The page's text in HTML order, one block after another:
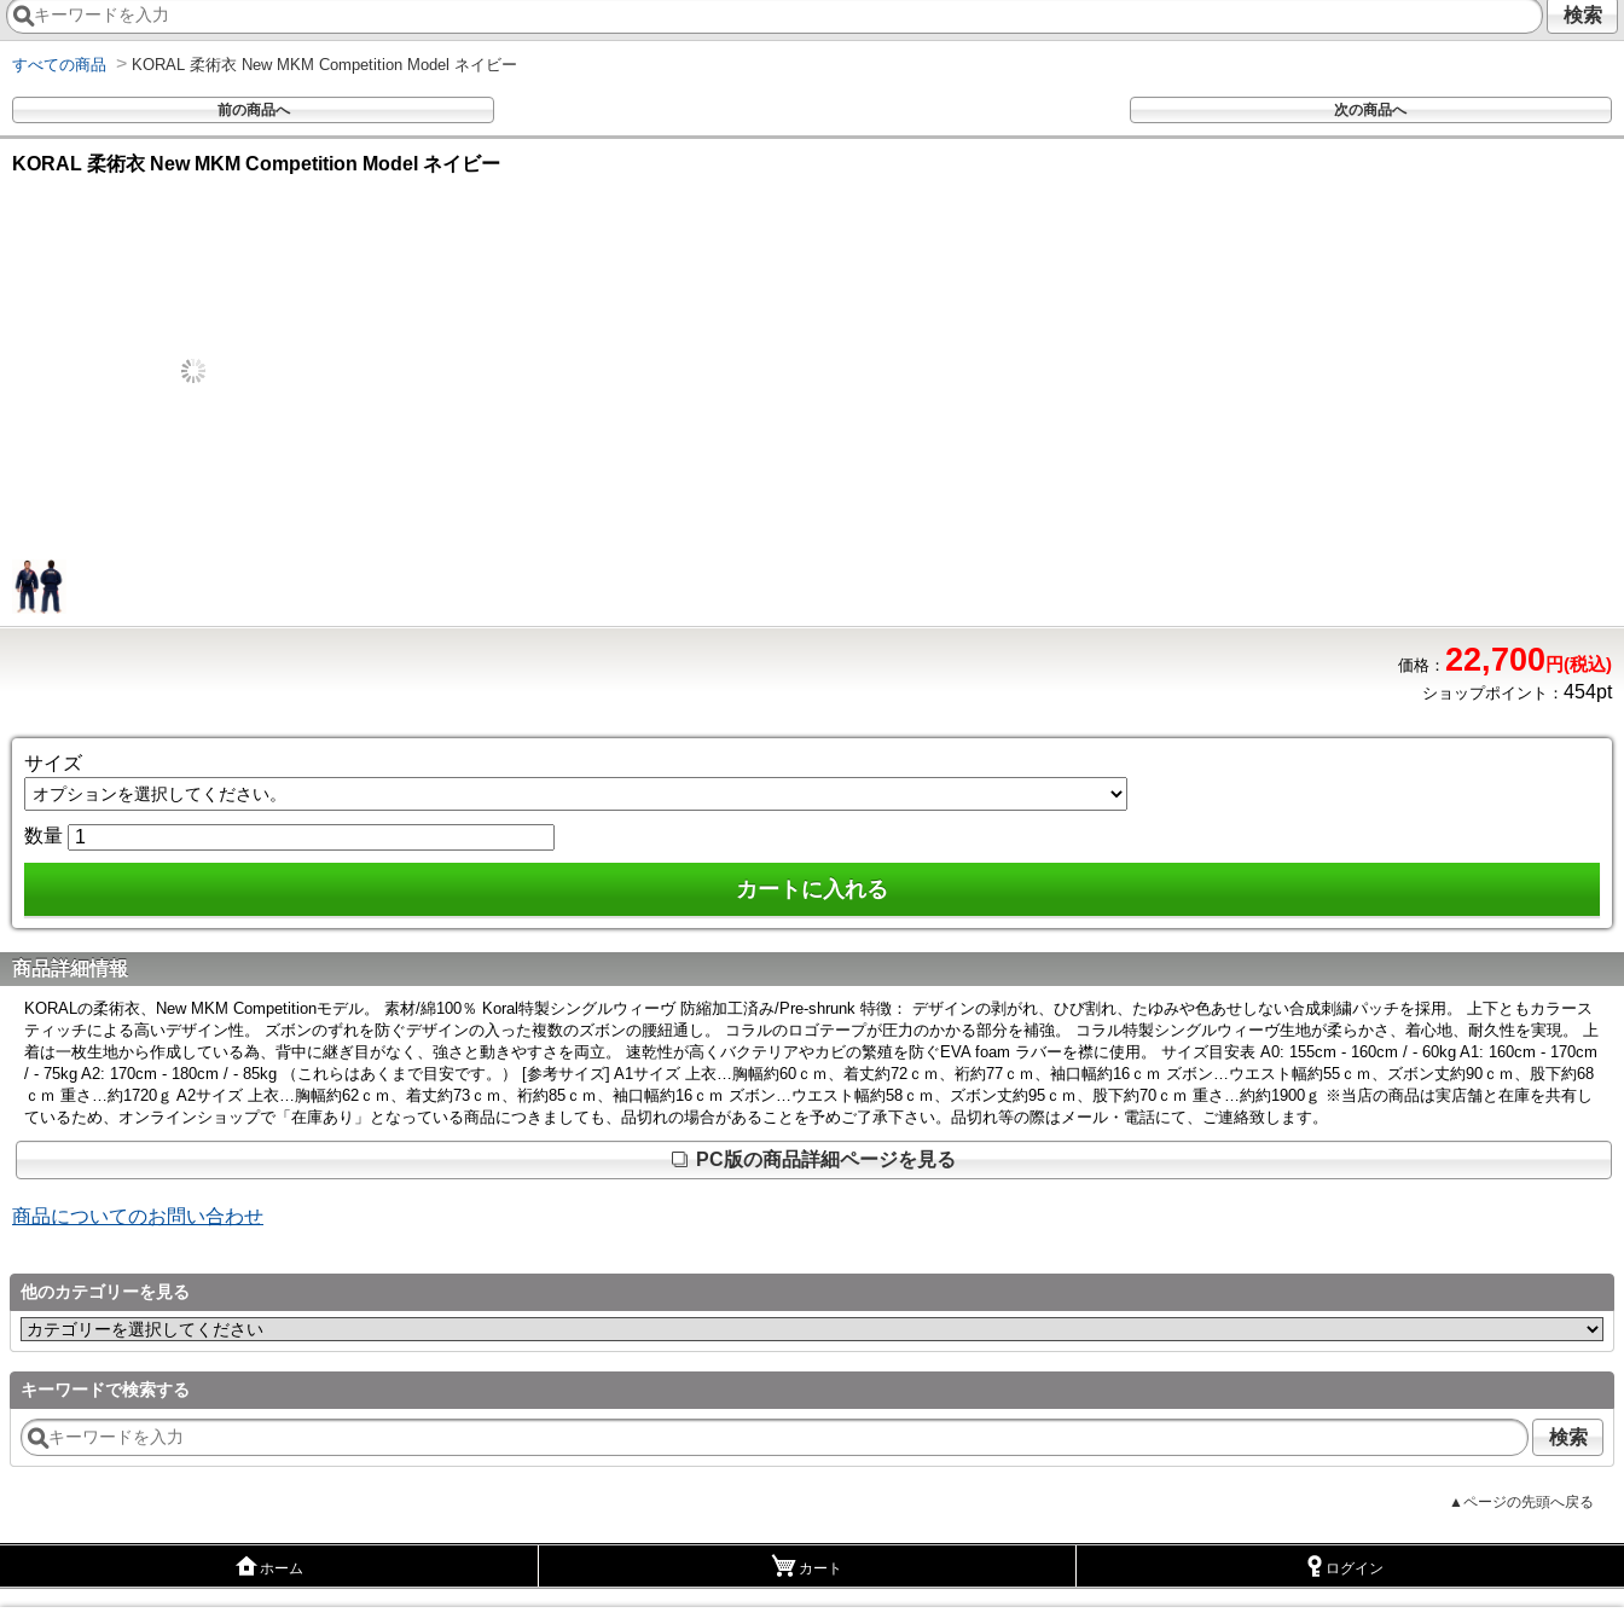
検索
すべての商品 > KORAL 柔術衣 New MKM Competition Model ネイビー
前の商品へ 次の商品へ
KORAL 柔術衣 New MKM Competition Model ネイビー
価格： 22,700 円(税込)
ショップポイント： 454pt
サイズ
数量
商品詳細情報
KORALの柔術衣、New MKM Competitionモデル。 素材/綿100％ Koral特製シングルウィーヴ 防縮加工済み/Pre-shrunk 特徴： デザインの剥がれ、ひび割れ、たゆみや色あせしない合成刺繍パッチを採用。 上下ともカラース
ティッチによる高いデザイン性。 ズボンのずれを防ぐデザインの入った複数のズボンの腰紐通し。 コラルのロゴテープが圧力のかかる部分を補強。 コラル特製シングルウィーヴ生地が柔らかさ、着心地、耐久性を実現。 上
着は一枚生地から作成している為、背中に継ぎ目がなく、強さと動きやすさを両立。 速乾性が高くバクテリアやカビの繁殖を防ぐEVA foam ラバーを襟に使用。 サイズ目安表 A0: 155cm - 160cm / - 60kg A1: 160cm - 170cm
/ - 75kg A2: 170cm - 180cm / - 85kg （これらはあくまで目安です。） [参考サイズ] A1サイズ 上衣…胸幅約60ｃｍ、着丈約72ｃｍ、裄約77ｃｍ、袖口幅約16ｃｍ ズボン…ウエスト幅約55ｃｍ、ズボン丈約90ｃｍ、股下約68
ｃｍ 重さ…約1720ｇ A2サイズ 上衣…胸幅約62ｃｍ、着丈約73ｃｍ、裄約85ｃｍ、袖口幅約16ｃｍ ズボン…ウエスト幅約58ｃｍ、ズボン丈約95ｃｍ、股下約70ｃｍ 重さ…約約1900ｇ ※当店の商品は実店舗と在庫を共有し
ているため、オンラインショップで「在庫あり」となっている商品につきましても、品切れの場合があることを予めご了承下さい。品切れ等の際はメール・電話にて、ご連絡致します。
PC版の商品詳細ページを見る
商品についてのお問い合わせ
他のカテゴリーを見る
キーワードで検索する
検索
▲ページの先頭へ戻る
ホーム カート ログイン